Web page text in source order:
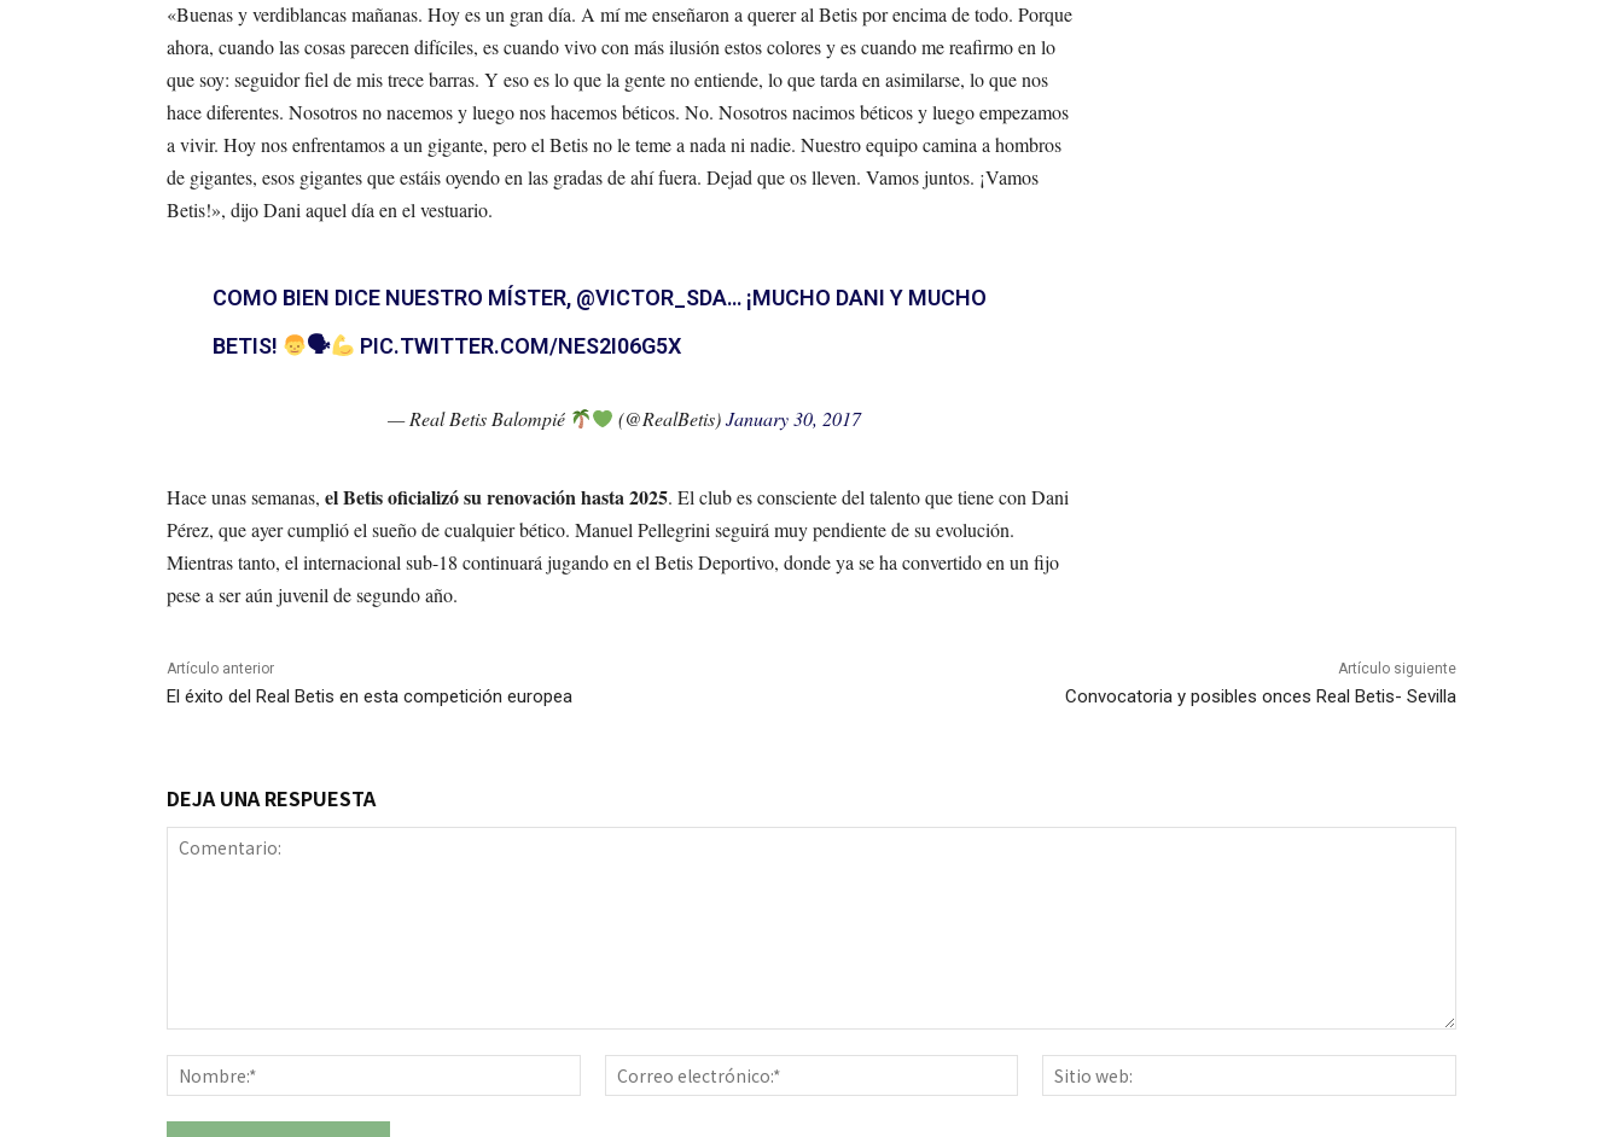
«Buenas y verdiblancas mañanas. Hoy es un gran día. A mí me enseñaron a querer al Betis por encima de todo. Porque
ahora, cuando las cosas parecen difíciles, es cuando vivo con más ilusión estos colores y es cuando me reafirmo en lo
que soy: seguidor fiel de mis trece barras. Y eso es lo que la gente no entiende, lo que tarda en asimilarse, lo que nos
hace diferentes. Nosotros no nacemos y luego nos hacemos béticos. No. Nosotros nacimos béticos y luego empezamos
a vivir. Hoy nos enfrentamos a un gigante, pero el Betis no le teme a nada ni nadie. Nuestro equipo camina a hombros
de gigantes, esos gigantes que estáis oyendo en las gradas de ahí fuera. Dejad que os lleven. Vamos juntos. ¡Vamos
Betis!», dijo Dani aquel día en el vestuario.
COMO BIEN DICE NUESTRO MÍSTER, @VICTOR_SDA… ¡MUCHO DANI Y MUCHO
BETIS!
🗣 PIC.TWITTER.COM/NES2I06G5X
— Real Betis Balompié (@RealBetis)January 30, 2017
Hace unas semanas, el Betis oficializó su renovación hasta 2025. El club es consciente del talento que tiene con Dani
Pérez, que ayer cumplió el sueño de cualquier bético. Manuel Pellegrini seguirá muy pendiente de su evolución.
Mientras tanto, el internacional sub-18 continuará jugando en el Betis Deportivo, donde ya se ha convertido en un fijo
pese a ser aún juvenil de segundo año.
Artículo anterior
El éxito del Real Betis en esta competición europea
Artículo siguiente
Convocatoria y posibles onces Real Betis- Sevilla
DEJA UNA RESPUESTA
Nombre:*
Correo
electrónico:*
web: